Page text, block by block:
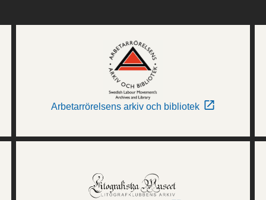
Arbetarrörelsens arkiv och bibliotek